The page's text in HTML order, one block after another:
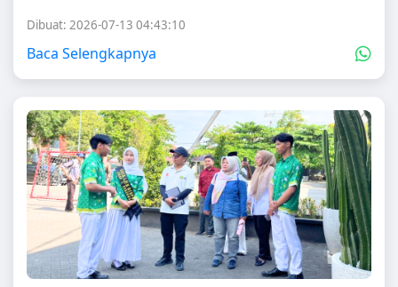
Dibuat: 2026-07-13 04:43:10
Baca Selengkapnya